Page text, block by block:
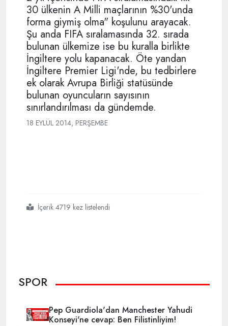
30 ülkenin A Milli maçlarının %30'unda
forma giymiş olma" koşulunu arayacak.
Şu anda FIFA sıralamasında 32. sırada
bulunan ülkemize ise bu kuralla birlikte
İngiltere yolu kapanacak. Öte yandan
İngiltere Premier Ligi'nde, bu tedbirlere
ek olarak Avrupa Birliği statüsünde
bulunan oyuncuların sayısının
sınırlandırılması da gündemde.
18 EYLÜL 2014, PERŞEMBE
#türk
#oyunculara
#ingiltere
#yolu
#kapanıyor
İçerik 4719 kez listelendi
SPOR
Pep Guardiola'dan Manchester Yahudi
Konseyi'ne cevap: Ben Filistinliyim!